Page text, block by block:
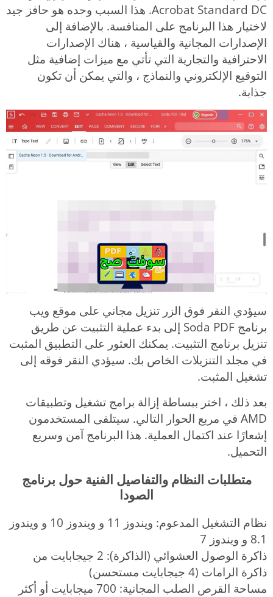
Acrobat Standard DC. هذا السبب وحده هو حافز جيد
لاختيار هذا البرنامج على المنافسة. بالإضافة إلى
الإصدارات المجانية والقياسية ، هناك الإصدارات
الاحترافية والتجارية التي تأتي مع ميزات إضافية مثل
التوقيع الإلكتروني والنماذج ، والتي يمكن أن تكون
جذابة.
سيؤدي النقر فوق الزر تنزيل مجاني على موقع ويب
برنامج Soda PDF إلى بدء عملية التثبيت عن طريق
تنزيل برنامج التثبيت. يمكنك العثور على التطبيق المثبت
في مجلد التنزيلات الخاص بك. سيؤدي النقر فوقه إلى
تشغيل المثبت.
بعد ذلك ، اختر ببساطة إزالة برامج تشغيل وتطبيقات
AMD في مربع الحوار التالي. سيتلقى المستخدمون
إشعارًا عند اكتمال العملية. هذا البرنامج آمن وسريع
التحميل.
متطلبات النظام والتفاصيل الفنية حول برنامج
الصودا
نظام التشغيل المدعوم: ويندوز 11 و ويندوز 10 و ويندوز
8.1 و ويندوز 7
ذاكرة الوصول العشوائي (الذاكرة): 2 جيجابايت من
ذاكرة الرامات (4 جيجابايت مستحسن)
مساحة القرص الصلب المجانية: 700 ميجابايت أو أكثر